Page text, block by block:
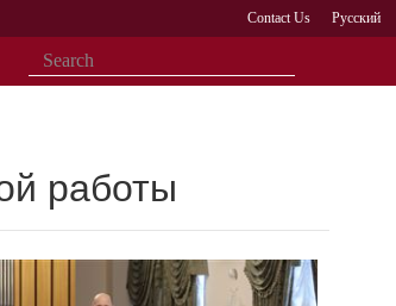
Contact Us Русский
работы